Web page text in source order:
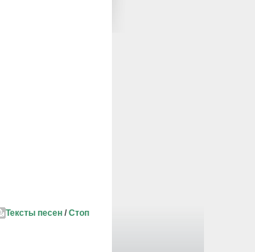
Тексты песен / Стоп